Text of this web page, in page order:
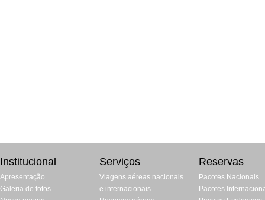
Institucional
Apresentação
Galeria de fotos
Serviços
Viagens aéreas nacionais
e internacionais
Reservas
Pacotes Nacionais
Pacotes